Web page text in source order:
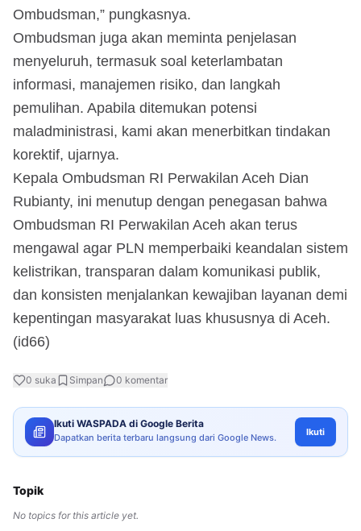
Ombudsman,” pungkasnya.
Ombudsman juga akan meminta penjelasan
menyeluruh, termasuk soal keterlambatan
informasi, manajemen risiko, dan langkah
pemulihan. Apabila ditemukan potensi
maladministrasi, kami akan menerbitkan tindakan
korektif, ujarnya.
Kepala Ombudsman RI Perwakilan Aceh Dian
Rubianty, ini menutup dengan penegasan bahwa
Ombudsman RI Perwakilan Aceh akan terus
mengawal agar PLN memperbaiki keandalan sistem
kelistrikan, transparan dalam komunikasi publik,
dan konsisten menjalankan kewajiban layanan demi
kepentingan masyarakat luas khususnya di Aceh.
(id66)
0 suka Simpan 0 komentar
Ikuti WASPADA di Google Berita
Dapatkan berita terbaru langsung dari Google News. Ikuti
Topik
No topics for this article yet.